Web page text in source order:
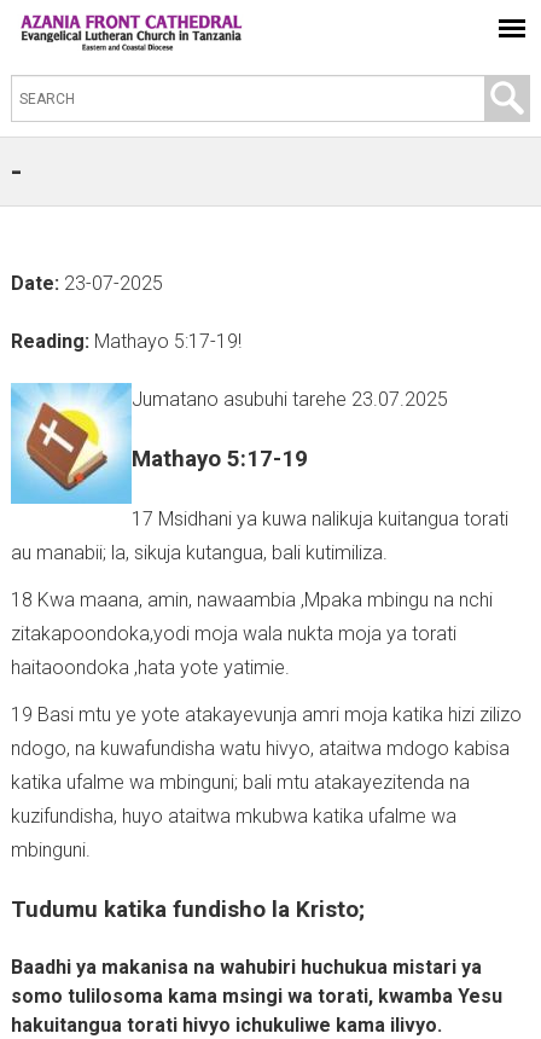
S
e
t
h
s
i
-
Date: 23-07-2025
Reading: Mathayo 5:17-19!
Jumatano asubuhi tarehe 23.07.2025
Mathayo 5:17-19
17 Msidhani ya kuwa nalikuja kuitangua torati
au manabii; la, sikuja kutangua, bali kutimiliza.
18 Kwa maana, amin, nawaambia ,Mpaka mbingu na nchi
zitakapoondoka,yodi moja wala nukta moja ya torati
haitaoondoka ,hata yote yatimie.
19 Basi mtu ye yote atakayevunja amri moja katika hizi zilizo
ndogo, na kuwafundisha watu hivyo, ataitwa mdogo kabisa
katika ufalme wa mbinguni; bali mtu atakayezitenda na
kuzifundisha, huyo ataitwa mkubwa katika ufalme wa
mbinguni.
Tudumu katika fundisho la Kristo;
Baadhi ya makanisa na wahubiri huchukua mistari ya
somo tulilosoma kama msingi wa torati, kwamba Yesu
hakuitangua torati hivyo ichukuliwe kama ilivyo.